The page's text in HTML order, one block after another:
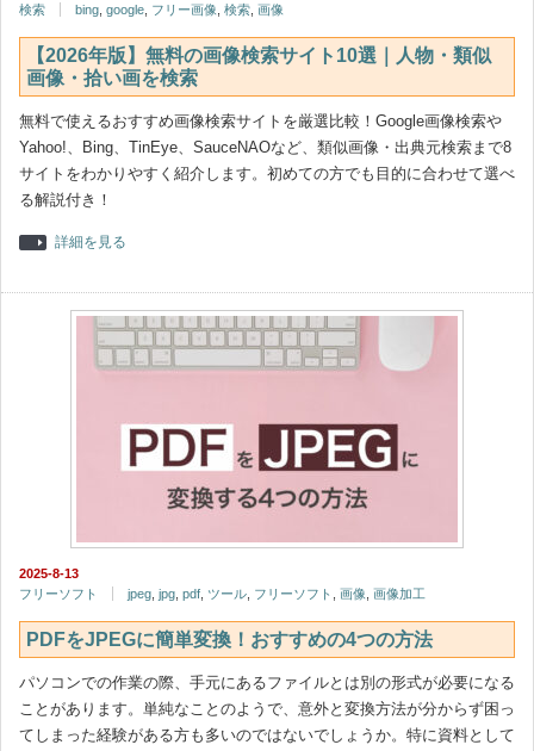
検索
bing google フリー画像 検索 画像
【2026年版】無料の画像検索サイト10選｜人物・類似
画像・拾い画を検索
無料で使えるおすすめ画像検索サイトを厳選比較！Google画像検索や
Yahoo!、Bing、TinEye、SauceNAOなど、類似画像・出典元検索まで8
サイトをわかりやすく紹介します。初めての方でも目的に合わせて選べ
る解説付き！
詳細を見る
2025-8-13
フリーソフト
jpeg jpg pdf ツール フリーソフト 画像 画像加工
PDFをJPEGに簡単変換！おすすめの4つの方法
パソコンでの作業の際、手元にあるファイルとは別の形式が必要になる
ことがあります。単純なことのようで、意外と変換方法が分からず困っ
てしまった経験がある方も多いのではないでしょうか。特に資料として